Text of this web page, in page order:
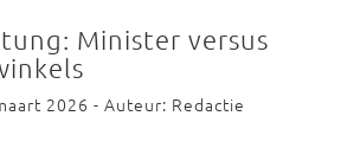
Minister versus
2026 - Auteur: Redactie